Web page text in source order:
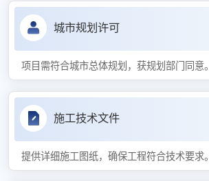
城市规划许可
项目需符合城市总体规划，获规划部门同意。
施工技术文件
提供详细施工图纸，确保工程符合技术要求。